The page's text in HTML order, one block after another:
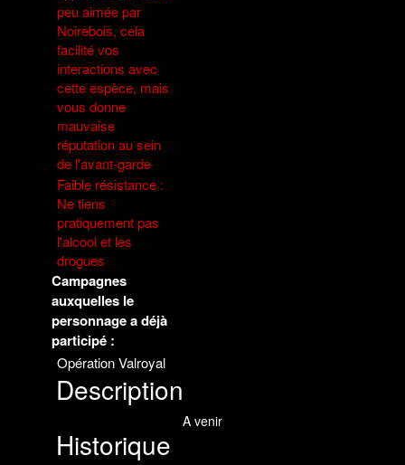
peu aimée par
Noirebois, cela
facilité vos
interactions avec
cette espèce, mais
vous donne
mauvaise
réputation au sein
de l'avant-garde
Faible résistance :
Ne tiens
pratiquement pas
l'alcool et les
drogues
Campagnes
auxquelles le
personnage a déjà
participé :
Opération Valroyal
Description
A venir
Historique